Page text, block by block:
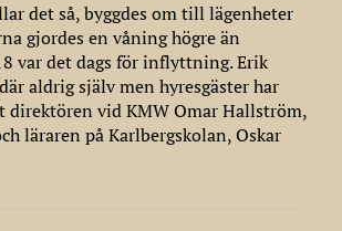
det så, byggdes om till lägenheter
gjordes en våning högre än
var det dags för inflyttning. Erik
aldrig själv men hyresgäster har
direktören vid KMW Omar Hallström,
läraren på Karlbergskolan, Oskar